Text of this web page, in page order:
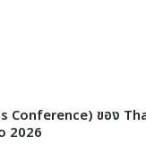
Conference) ของ
2026